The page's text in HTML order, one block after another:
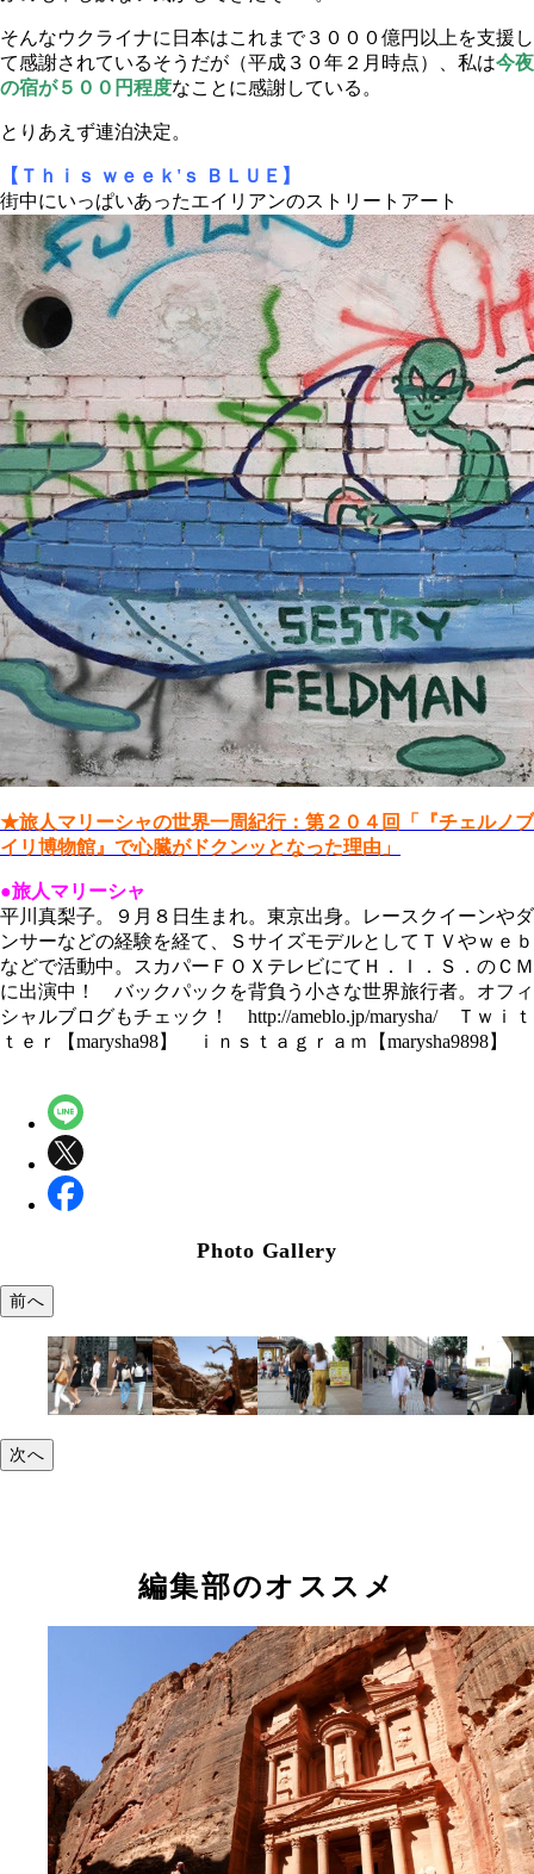
そんなウクライナに日本はこれまで３０００億円以上を支援し
て感謝されているそうだが（平成３０年２月時点）、私は今夜
の宿が５００円程度なことに感謝している。
とりあえず連泊決定。
【Ｔｈｉｓ ｗｅｅｋ'ｓ ＢＬＵＥ】
街中にいっぱいあったエイリアンのストリートアート
★旅人マリーシャの世界一周紀行：第２０４回「『チェルノブ
イリ博物館』で心臓がドクンッとなった理由」
●旅人マリーシャ
平川真梨子。９月８日生まれ。東京出身。レースクイーンやダ
ンサーなどの経験を経て、ＳサイズモデルとしてＴＶやｗｅｂ
などで活動中。スカパーＦＯＸテレビにてＨ．Ｉ．Ｓ．のＣＭ
に出演中！ バックパックを背負う小さな世界旅行者。オフィ
シャルブログもチェック！ http://ameblo.jp/marysha/ Ｔｗｉｔ
ｔｅｒ【marysha98】 ｉｎｓｔａｇｒａｍ【marysha9898】
Photo Gallery
前へ
次へ
編集部のオススメ